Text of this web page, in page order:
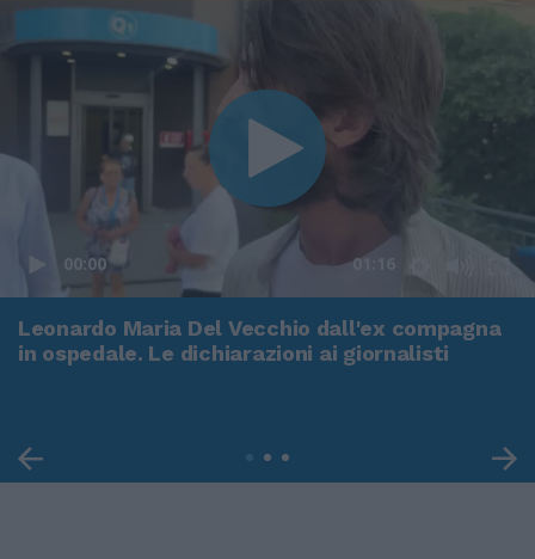
00:00 01:16
Leonardo Maria Del Vecchio dall'ex compagna
in ospedale. Le dichiarazioni ai giornalisti